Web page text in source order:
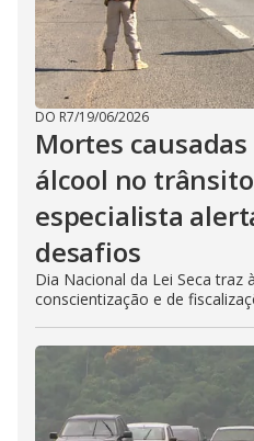
DO R7/19/06/2026
Mortes
álcool no
especialista
desafios
Dia Nacional da Lei Seca traz
conscientização e de